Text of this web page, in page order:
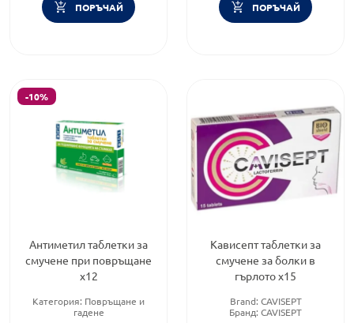
ПОРЪЧАЙ ПОРЪЧАЙ
-10%
Антиметил таблетки за
смучене при повръщане
х12
Категория: Повръщане и
гадене
Кависепт таблетки за
смучене за болки в
гърлото х15
Brand: CAVISEPT
Бранд: CAVISEPT